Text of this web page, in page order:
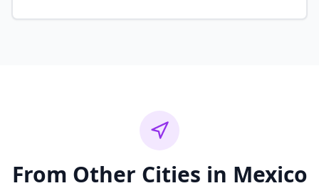
From Other Cities in Mexico